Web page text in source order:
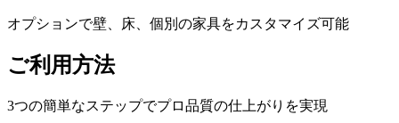
オプションで壁、床、個別の家具をカスタマイズ可能
ご利用方法
3つの簡単なステップでプロ品質の仕上がりを実現